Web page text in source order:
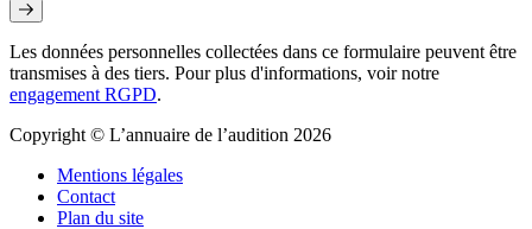
Les données personnelles collectées dans ce formulaire peuvent être
transmises à des tiers. Pour plus d'informations, voir notre
engagement RGPD.
Copyright © L’annuaire de l’audition 2026
Mentions légales
Contact
Plan du site